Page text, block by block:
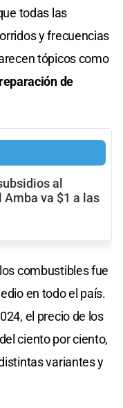
todas las
y frecuencias
tópicos como
de
al
va $1 a las
combustibles fue
en todo el país.
el precio de los
ciento por ciento,
variantes y